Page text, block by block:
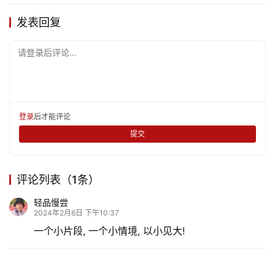
发表回复
请登录后评论...
登录后才能评论
提交
评论列表（1条）
轻品慢尝
2024年2月6日 下午10:37
一个小片段, 一个小情境, 以小见大!